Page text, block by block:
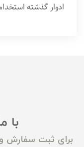
ادوار گذشته
با
برای ثبت سفارش